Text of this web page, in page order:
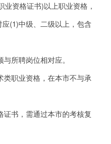
资格证书)以上职业资格，
(1)中级、二级以上，包含
所聘岗位相对应。
类职业资格，在本市不与承
书，需通过本市的考核复